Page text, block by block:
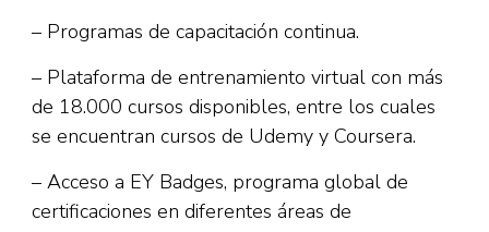
– Programas de capacitación continua.
– Plataforma de entrenamiento virtual con más
de 18.000 cursos disponibles, entre los cuales
se encuentran cursos de Udemy y Coursera.
– Acceso a EY Badges, programa global de
certificaciones en diferentes áreas de